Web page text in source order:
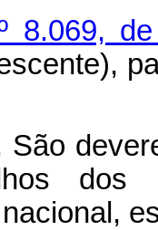
8.069,
São